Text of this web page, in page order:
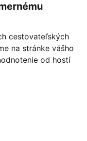
cestovateľských
na stránke vášho
od hostí